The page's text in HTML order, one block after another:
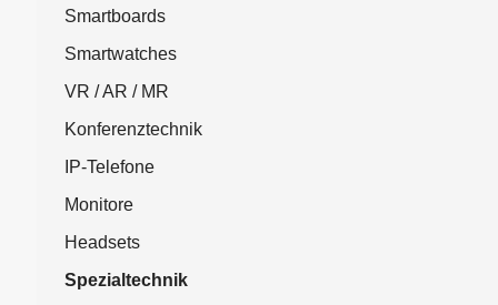
Smartboards
Smartwatches
VR / AR / MR
Konferenztechnik
IP-Telefone
Monitore
Headsets
Spezialtechnik